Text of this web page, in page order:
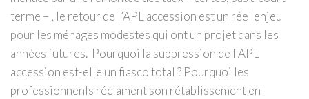
terme – , le retour de l’APL accession est un réel enjeu
pour les ménages modestes qui ont un projet dans les
années futures. Pourquoi la suppression de l'APL
accession est-elle un fiasco total ? Pourquoi les
professionnenls réclament son rétablissement en